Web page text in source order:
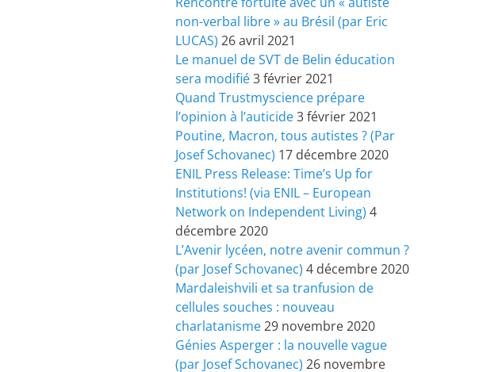
non-verbal libre » au Brésil (par Eric
LUCAS) 26 avril 2021
Le manuel de SVT de Belin éducation
sera modifié3 février 2021
Quand Trustmyscience prépare
l’opinion à l’auticide3 février 2021
Poutine, Macron, tous autistes ? (Par
Josef Schovanec) 17 décembre 2020
ENIL Press Release: Time’s Up for
Institutions! (via ENIL – European
Network on Independent Living) 4
décembre 2020
L’Avenir lycéen, notre avenir commun ?
(par Josef Schovanec) 4 décembre 2020
Mardaleishvili et sa tranfusion de
cellules souches : nouveau
charlatanisme29 novembre 2020
Génies Asperger : la nouvelle vague
(par Josef Schovanec) 26 novembre